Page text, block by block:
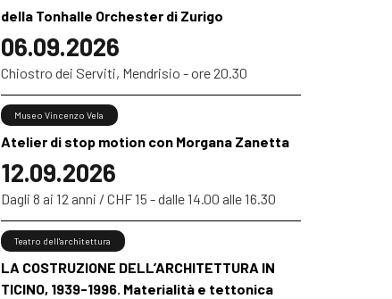
della Tonhalle Orchester di Zurigo
06.09.2026
Chiostro dei Serviti, Mendrisio - ore 20.30
Atelier di stop motion con Morgana Zanetta
12.09.2026
Museo Vincenzo Vela
Dagli 8 ai 12 anni / CHF 15 - dalle 14.00 alle 16.30
LA COSTRUZIONE DELL’ARCHITETTURA IN
TICINO, 1939-1996. Materialità e tettonica
Teatro dell'architettura